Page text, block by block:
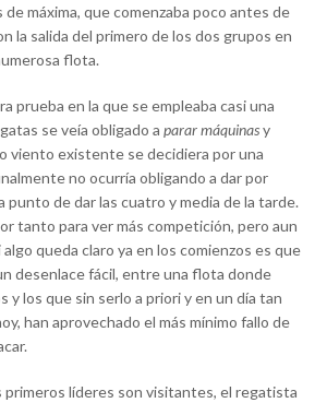
máxima, que comenzaba poco antes de
la salida del primero de los dos grupos en
flota.
prueba en la que se empleaba casi una
se veía obligado aparar máquinasy
viento existente se decidiera por una
no ocurría obligando a dar por
punto de dar las cuatro y media de la tarde.
tanto para ver más competición, pero aun
queda claro ya en los comienzos es que
desenlace fácil, entre una flota donde
y los que sin serlo a priori y en un día tan
han aprovechado el más mínimo fallo de
primeros líderes son visitantes, el regatista